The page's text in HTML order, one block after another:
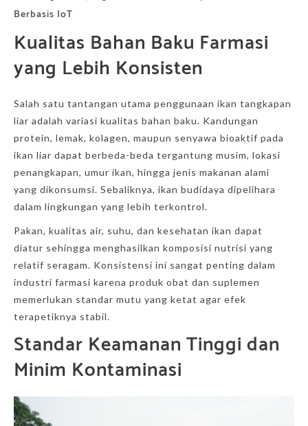
Berbasis IoT
Kualitas Bahan Baku Farmasi
yang Lebih Konsisten
Salah satu tantangan utama penggunaan ikan tangkapan
liar adalah variasi kualitas bahan baku. Kandungan
protein, lemak, kolagen, maupun senyawa bioaktif pada
ikan liar dapat berbeda-beda tergantung musim, lokasi
penangkapan, umur ikan, hingga jenis makanan alami
yang dikonsumsi. Sebaliknya, ikan budidaya dipelihara
dalam lingkungan yang lebih terkontrol.
Pakan, kualitas air, suhu, dan kesehatan ikan dapat
diatur sehingga menghasilkan komposisi nutrisi yang
relatif seragam. Konsistensi ini sangat penting dalam
industri farmasi karena produk obat dan suplemen
memerlukan standar mutu yang ketat agar efek
terapetiknya stabil.
Standar Keamanan Tinggi dan
Minim Kontaminasi